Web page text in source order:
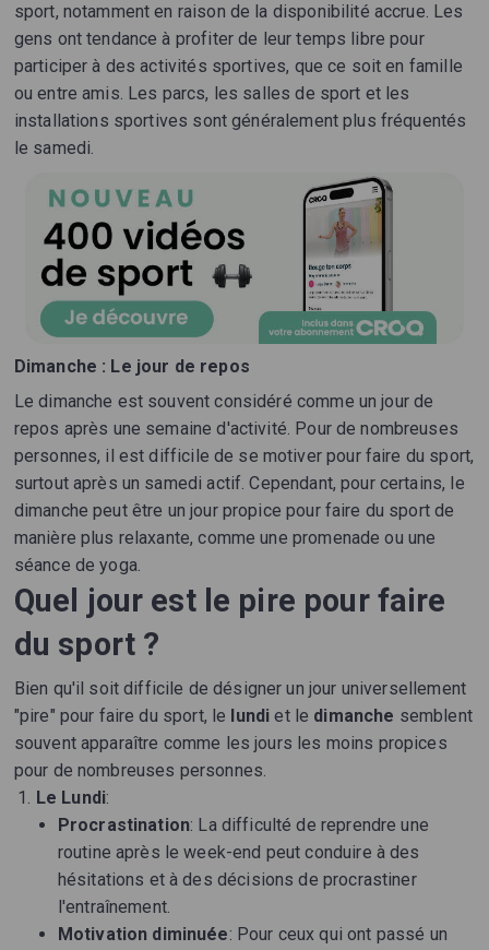
sport, notamment en raison de la disponibilité accrue. Les
gens ont tendance à profiter de leur temps libre pour
participer à des activités sportives, que ce soit en famille
ou entre amis. Les parcs, les salles de sport et les
installations sportives sont généralement plus fréquentés
le samedi.
Dimanche : Le jour de repos
Le dimanche est souvent considéré comme un jour de
repos après une semaine d'activité. Pour de nombreuses
personnes, il est difficile de se motiver pour faire du sport,
surtout après un samedi actif. Cependant, pour certains, le
dimanche peut être un jour propice pour faire du sport de
manière plus relaxante, comme une promenade ou une
séance de yoga.
Quel jour est le pire pour faire
du sport ?
Bien qu'il soit difficile de désigner un jour universellement
"pire" pour faire du sport, le lundi et le dimanche semblent
souvent apparaître comme les jours les moins propices
pour de nombreuses personnes.
Le Lundi:
Procrastination: La difficulté de reprendre une
routine après le week-end peut conduire à des
hésitations et à des décisions de procrastiner
l'entraînement.
Motivation diminuée: Pour ceux qui ont passé un